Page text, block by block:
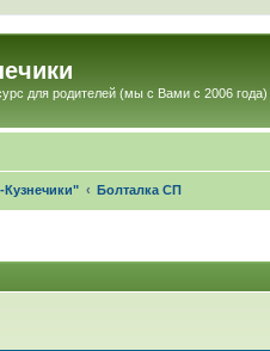
для родителей (мы с Вами с 2006 года)
Болталка СП